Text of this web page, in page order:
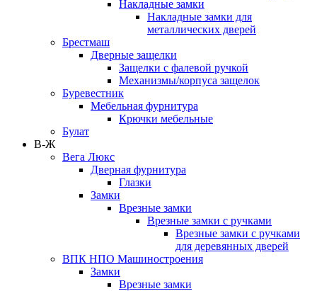
Накладные замки
Накладные замки для
металлических дверей
Брестмаш
Дверные защелки
Защелки с фалевой ручкой
Механизмы/корпуса защелок
Буревестник
Мебельная фурнитура
Крючки мебельные
Булат
В-Ж
Вега Люкс
Дверная фурнитура
Глазки
Замки
Врезные замки
Врезные замки с ручками
Врезные замки с ручками
для деревянных дверей
ВПК НПО Машиностроения
Замки
Врезные замки